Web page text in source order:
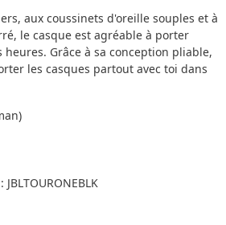
aux coussinets d'oreille souples et à
le casque est agréable à porter
Grâce à sa conception pliable,
les casques partout avec toi dans